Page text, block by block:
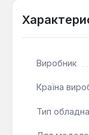
системи.
забезпечує
повністю
Виробник
Країна
Тип